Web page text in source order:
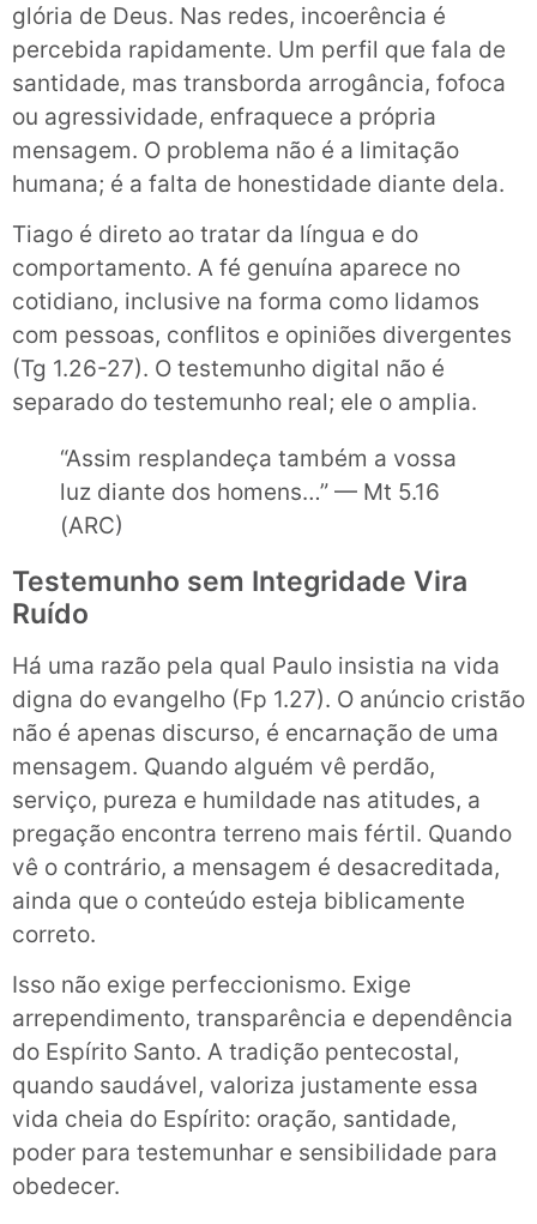
glória de Deus. Nas redes, incoerência é
percebida rapidamente. Um perfil que fala de
santidade, mas transborda arrogância, fofoca
ou agressividade, enfraquece a própria
mensagem. O problema não é a limitação
humana; é a falta de honestidade diante dela.
Tiago é direto ao tratar da língua e do
comportamento. A fé genuína aparece no
cotidiano, inclusive na forma como lidamos
com pessoas, conflitos e opiniões divergentes
(Tg 1.26-27). O testemunho digital não é
separado do testemunho real; ele o amplia.
“Assim resplandeça também a vossa
luz diante dos homens…” — Mt 5.16
(ARC)
Testemunho sem Integridade Vira
Ruído
Há uma razão pela qual Paulo insistia na vida
digna do evangelho (Fp 1.27). O anúncio cristão
não é apenas discurso, é encarnação de uma
mensagem. Quando alguém vê perdão,
serviço, pureza e humildade nas atitudes, a
pregação encontra terreno mais fértil. Quando
vê o contrário, a mensagem é desacreditada,
ainda que o conteúdo esteja biblicamente
correto.
Isso não exige perfeccionismo. Exige
arrependimento, transparência e dependência
do Espírito Santo. A tradição pentecostal,
quando saudável, valoriza justamente essa
vida cheia do Espírito: oração, santidade,
poder para testemunhar e sensibilidade para
obedecer.